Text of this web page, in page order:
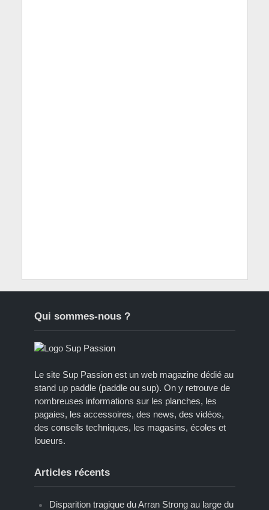
Qui sommes-nous ?
Le site Sup Passion est un web magazine dédié au
stand up paddle (paddle ou sup). On y retrouve de
nombreuses informations sur les planches, les
pagaies, les accessoires, des news, des vidéos,
des conseils techniques, les magasins, écoles et
loueurs.
Articles récents
Disparition tragique du Arran Strong au large du